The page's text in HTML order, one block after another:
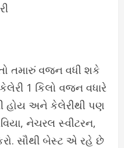
તમારું વજન વધી શકે
1 કિલો વજન વધારે
હોય અને કેલેરીથી પણ
નેચરલ સ્વીટરન,
સૌથી બેસ્ટ એ રહે છે